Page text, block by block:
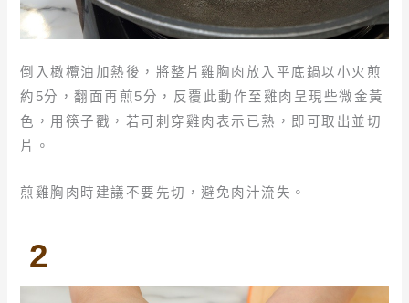
倒入橄欖油加熱後，將整片雞胸肉放入平底鍋以小火煎
約5分，翻面再煎5分，反覆此動作至雞肉呈現些微金黃
色，用筷子戳，若可刺穿雞肉表示已熟，即可取出並切
片。
煎雞胸肉時建議不要先切，避免肉汁流失。
2